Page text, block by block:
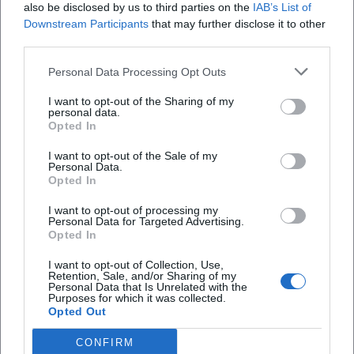
also be disclosed by us to third parties on the IAB’s List of
Downstream Participants that may further disclose it to other
Personal Data Processing Opt Outs
I want to opt-out of the Sharing of my
personal data.
Opted In
I want to opt-out of the Sale of my
Personal Data.
Opted In
I want to opt-out of processing my
Personal Data for Targeted Advertising.
Opted In
I want to opt-out of Collection, Use,
Retention, Sale, and/or Sharing of my
Personal Data that Is Unrelated with the
Purposes for which it was collected.
Opted Out
CONFIRM
sampelt nicht, sondern gestaltet mit Textur und Timbre
cineastische Flächen; das Arrangement lässt visuelle
der Flucht ins Jetzt verlegt. Schließlich lädt Punkrock das
durchgehende Achtel auf dem Bass, ein Tempo, das das
Herz jagt. Diese stilistische Bandbreite zeigt, wie flexibel
Kritische Rezeption: Zwischen Romantisierung und
realistischer Korrektur
Die Musikpresse und Kritikerlandschaft schwanken seit je
zwischen Faszination und Skepsis. Während Chart-Erfolge –
etwa Georgie Fames UK-Nummer-eins-Hit oder die Top-5-
Platzierung von Jay‑Z und Beyoncé in den USA – den
kulturellen Durchschlag belegen, wiesen Historikerinnen
und Historiker wiederholt auf die Gefahr der Verklärung
hin. Filme wie „Bonnie and Clyde“ (1967) etablierten eine
kinematografische Ikone und gelten als Schlüsselwerke des